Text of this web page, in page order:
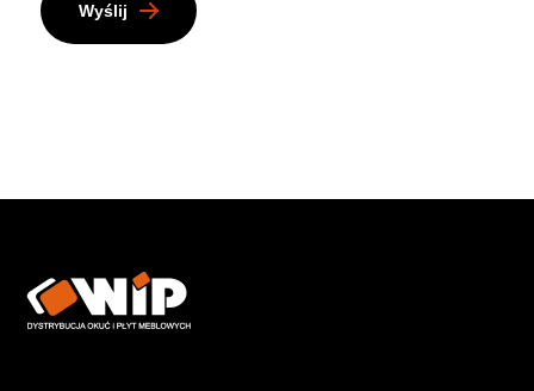
Wyślij